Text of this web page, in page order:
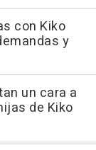
con Kiko
y
un cara a
de Kiko